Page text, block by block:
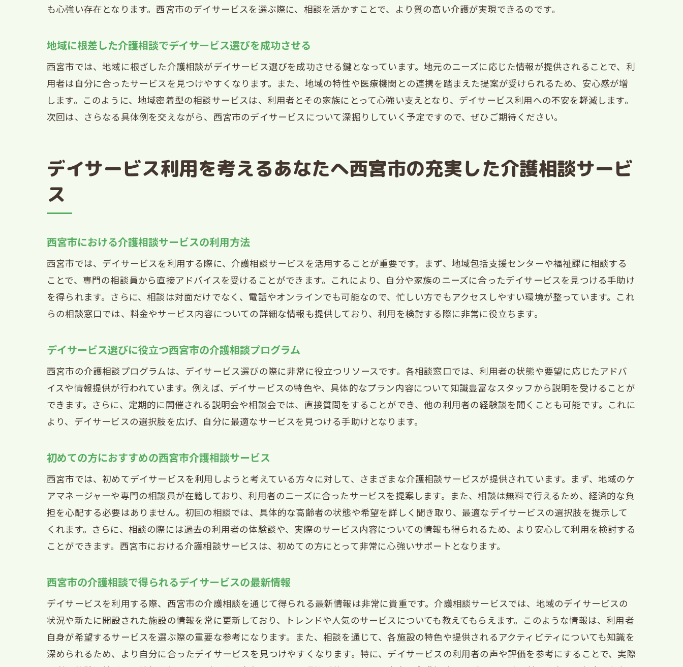
介護相談を活用した西宮市のデイサービス選びの流れ
安心の選択！西宮市デイサービスの相談体制を知る
西宮市のデイサービス相談体制の概要
デイサービス利用者に提供される西宮市の相談サポート
西宮市で知っておきたいデイサービスの相談窓口情報
安心して利用できるデイサービスの相談体制の特徴
相談体制の充実した西宮市のデイサービスの利用法
デイサービス選びに役立つ西宮市の介護相談活用ガイド
初心者向けの西宮市デイサービス相談活用ガイド
介護相談で役立つ西宮市のデイサービス選びのヒント
西宮市で介護相談を活用してデイサービスを選ぶ方法
地域に根差したデイサービス選びのための相談活用ガイド
も心強い存在となります。西宮市のデイサービスを選ぶ際に、相談を活かすことで、より質の高い介護が実現できるのです。
地域に根差した介護相談でデイサービス選びを成功させる
西宮市では、地域に根ざした介護相談がデイサービス選びを成功させる鍵となっています。地元のニーズに応じた情報が提供されることで、利
用者は自分に合ったサービスを見つけやすくなります。また、地域の特性や医療機関との連携を踏まえた提案が受けられるため、安心感が増
します。このように、地域密着型の相談サービスは、利用者とその家族にとって心強い支えとなり、デイサービス利用への不安を軽減します。
次回は、さらなる具体例を交えながら、西宮市のデイサービスについて深掘りしていく予定ですので、ぜひご期待ください。
デイサービス利用を考えるあなたへ西宮市の充実した介護相談サービ
ス
西宮市における介護相談サービスの利用方法
西宮市では、デイサービスを利用する際に、介護相談サービスを活用することが重要です。まず、地域包括支援センターや福祉課に相談する
ことで、専門の相談員から直接アドバイスを受けることができます。これにより、自分や家族のニーズに合ったデイサービスを見つける手助け
を得られます。さらに、相談は対面だけでなく、電話やオンラインでも可能なので、忙しい方でもアクセスしやすい環境が整っています。これ
らの相談窓口では、料金やサービス内容についての詳細な情報も提供しており、利用を検討する際に非常に役立ちます。
デイサービス選びに役立つ西宮市の介護相談プログラム
西宮市の介護相談プログラムは、デイサービス選びの際に非常に役立つリソースです。各相談窓口では、利用者の状態や要望に応じたアドバ
イスや情報提供が行われています。例えば、デイサービスの特色や、具体的なプラン内容について知識豊富なスタッフから説明を受けることが
できます。さらに、定期的に開催される説明会や相談会では、直接質問をすることができ、他の利用者の経験談を聞くことも可能です。これに
より、デイサービスの選択肢を広げ、自分に最適なサービスを見つける手助けとなります。
初めての方におすすめの西宮市介護相談サービス
西宮市では、初めてデイサービスを利用しようと考えている方々に対して、さまざまな介護相談サービスが提供されています。まず、地域のケ
アマネージャーや専門の相談員が在籍しており、利用者のニーズに合ったサービスを提案します。また、相談は無料で行えるため、経済的な負
担を心配する必要はありません。初回の相談では、具体的な高齢者の状態や希望を詳しく聞き取り、最適なデイサービスの選択肢を提示して
くれます。さらに、相談の際には過去の利用者の体験談や、実際のサービス内容についての情報も得られるため、より安心して利用を検討する
ことができます。西宮市における介護相談サービスは、初めての方にとって非常に心強いサポートとなります。
西宮市の介護相談で得られるデイサービスの最新情報
デイサービスを利用する際、西宮市の介護相談を通じて得られる最新情報は非常に貴重です。介護相談サービスでは、地域のデイサービスの
状況や新たに開設された施設の情報を常に更新しており、トレンドや人気のサービスについても教えてもらえます。このような情報は、利用者
自身が希望するサービスを選ぶ際の重要な参考になります。また、相談を通じて、各施設の特色や提供されるアクティビティについても知識を
深められるため、より自分に合ったデイサービスを見つけやすくなります。特に、デイサービスの利用者の声や評価を参考にすることで、実際